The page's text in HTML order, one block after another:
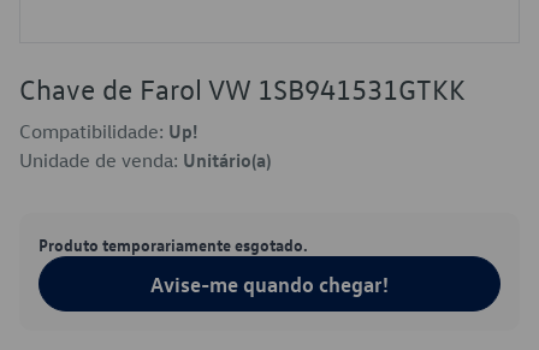
Chave de Farol VW 1SB941531GTKK
Compatibilidade: Up!
Unidade de venda: Unitário(a)
Produto temporariamente esgotado.
Avise-me quando chegar!